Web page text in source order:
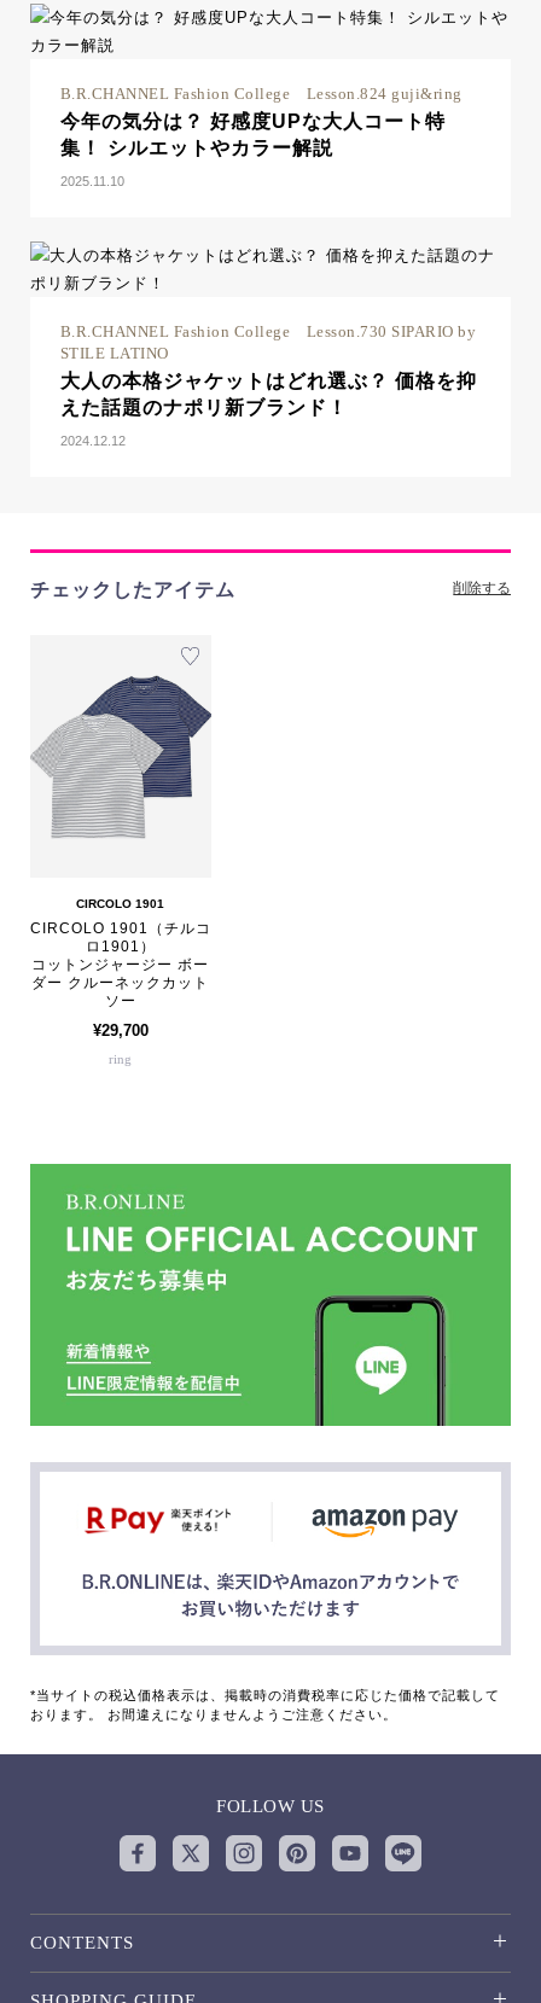
B.R.CHANNEL Fashion College Lesson.824 guji&ring
今年の気分は？ 好感度UPな大人コート特
集！ シルエットやカラー解説
2025.11.10
B.R.CHANNEL Fashion College Lesson.730 SIPARIO by
STILE LATINO
大人の本格ジャケットはどれ選ぶ？ 価格を抑
えた話題のナポリ新ブランド！
2024.12.12
チェックしたアイテム 削除する
CIRCOLO 1901
CIRCOLO 1901（チルコ
ロ1901）
コットンジャージー ボー
ダー クルーネックカット
ソー
¥29,700
ring
*当サイトの税込価格表示は、掲載時の消費税率に応じた価格で記載して
おります。 お間違えになりませんようご注意ください。
FOLLOW US
CONTENTS